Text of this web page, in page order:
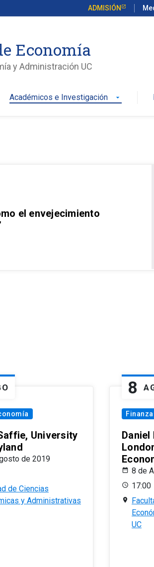
ADMISIÓN
Economía
y Administración UC
Académicos e Investigación arrow_drop_down
el envejecimiento
University
de 2019
de Ciencias
y Administrativas
8
Daniel
8 de
17:00
UC